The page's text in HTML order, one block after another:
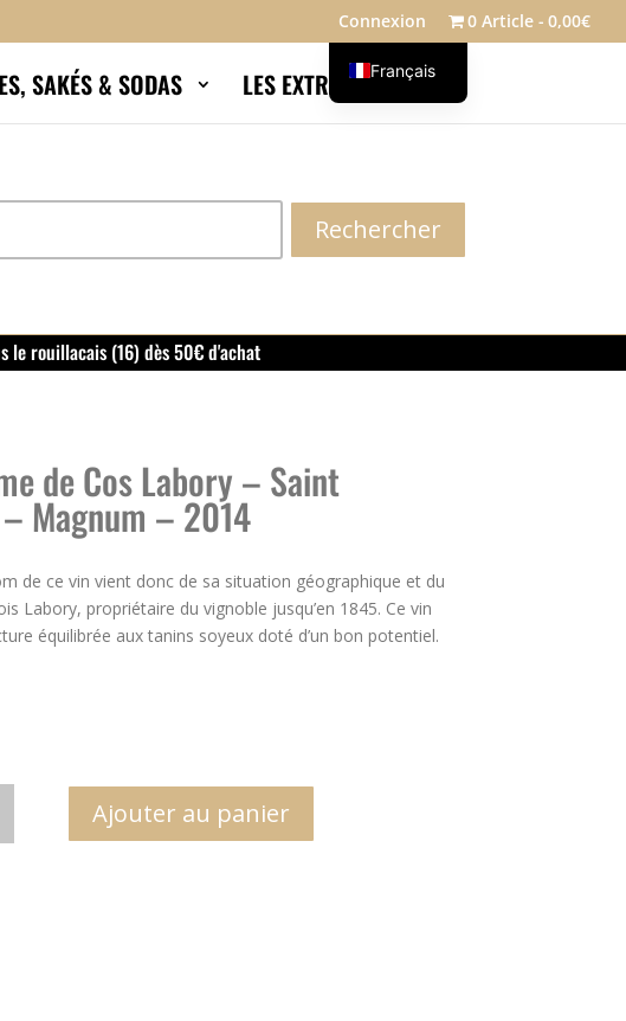
Connexion 0 Article 0,00€
SAKÉS & SODAS LES EXTRAS Blog
Rechercher
le rouillacais (16) dès 50€ d'achat
de Cos Labory – Saint
Magnum – 2014
de ce vin vient donc de sa situation géographique et du
Labory, propriétaire du vignoble jusqu’en 1845. Ce vin
équilibrée aux tanins soyeux doté d’un bon potentiel.
Ajouter au panier
Français
English